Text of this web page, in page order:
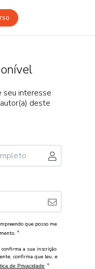
seu interesse
deste
que posso me
*
a sua inscrição
confirma que leu, e
de Privacidade *